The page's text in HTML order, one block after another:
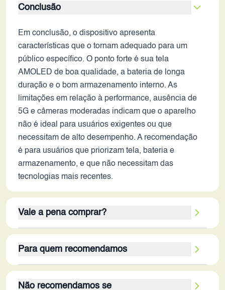
Conclusão
Em conclusão, o dispositivo apresenta
características que o tornam adequado para um
público específico. O ponto forte é sua tela
AMOLED de boa qualidade, a bateria de longa
duração e o bom armazenamento interno. As
limitações em relação à performance, ausência de
5G e câmeras moderadas indicam que o aparelho
não é ideal para usuários exigentes ou que
necessitam de alto desempenho. A recomendação
é para usuários que priorizam tela, bateria e
armazenamento, e que não necessitam das
tecnologias mais recentes.
Vale a pena comprar?
pode ser uma opção viável em 2026, mas com
ressalvas. Sua tela AMOLED de 6.6" e a bateria de
Para quem recomendamos
um smartphone para uso básico e que não
Não recomendamos se